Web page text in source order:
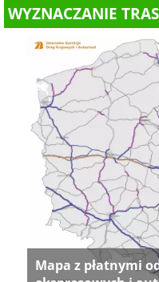
WYZNACZANIE
Mapa z płatnymi